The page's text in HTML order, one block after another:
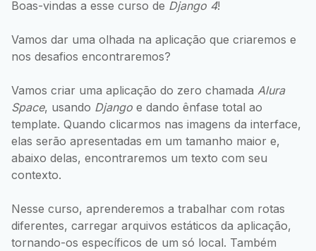
Boas-vindas a esse curso de Django 4!
Vamos dar uma olhada na aplicação que criaremos e
nos desafios encontraremos?
Vamos criar uma aplicação do zero chamada Alura
Space, usando Django e dando ênfase total ao
template. Quando clicarmos nas imagens da interface,
elas serão apresentadas em um tamanho maior e,
abaixo delas, encontraremos um texto com seu
contexto.
Nesse curso, aprenderemos a trabalhar com rotas
diferentes, carregar arquivos estáticos da aplicação,
tornando-os específicos de um só local. Também